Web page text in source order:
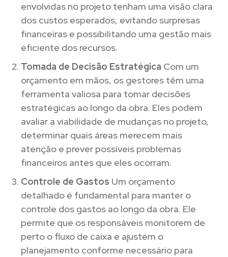
envolvidas no projeto tenham uma visão clara
dos custos esperados, evitando surpresas
financeiras e possibilitando uma gestão mais
eficiente dos recursos.
Tomada de Decisão Estratégica Com um
orçamento em mãos, os gestores têm uma
ferramenta valiosa para tomar decisões
estratégicas ao longo da obra. Eles podem
avaliar a viabilidade de mudanças no projeto,
determinar quais áreas merecem mais
atenção e prever possíveis problemas
financeiros antes que eles ocorram.
Controle de Gastos Um orçamento
detalhado é fundamental para manter o
controle dos gastos ao longo da obra. Ele
permite que os responsáveis monitorem de
perto o fluxo de caixa e ajustem o
planejamento conforme necessário para